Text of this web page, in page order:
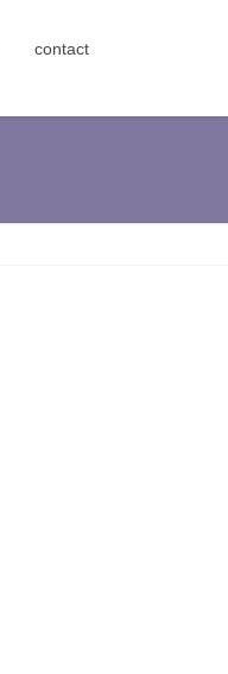
contact